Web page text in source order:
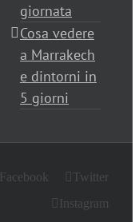
giornata
Cosa vedere
a Marrakech
e dintorni in
5 giorni
Facebook
Twitter
Instagram